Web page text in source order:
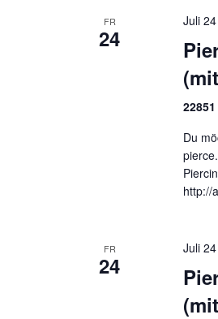
FR
24
Juli
Du
http://
FR
24
Juli